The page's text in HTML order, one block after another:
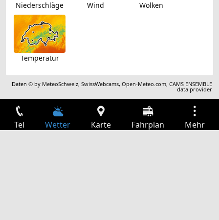
Niederschläge Wind Wolken
Temperatur
Daten © by MeteoSchweiz,SwissWebcams,Open-Meteo.com,CAMS ENSEMBLE
data provider
Tel Wetter Karte Fahrplan Mehr